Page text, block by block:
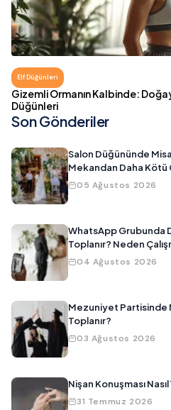
Elf Düğünleri
Gizemli Ormanın Kalbinde:
Düğünleri
Son Gönderiler
Salon Düğününde
Mekandan Daha Kötü
05 Ağustos 2026
WhatsApp Grubunda
Toplanır? Neden
04 Ağustos 2026
Mezuniyet Partisinde
Toplanır?
03 Ağustos 2026
Nişan Konuşması
31 Temmuz 2026